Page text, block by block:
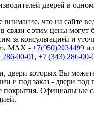
дверей в
что на сайте
связи с этим цены могут
за консультацией и
MAX - +7(950)2034499
00-01 , +7 (343) 286-00-
двери которых Вы можете
и под заказ - двери под
покрытия. Официальные